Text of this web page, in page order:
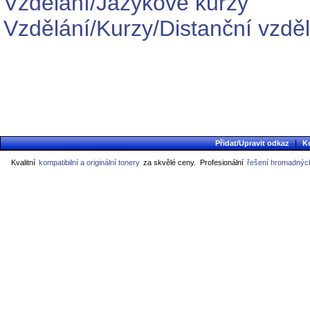
Vzdělání/Kurzy/Distanční
Přidat/Upravit odkaz |
Kvalitní kompatibilní a originální tonery za skvělé ceny. Profesionální řešení